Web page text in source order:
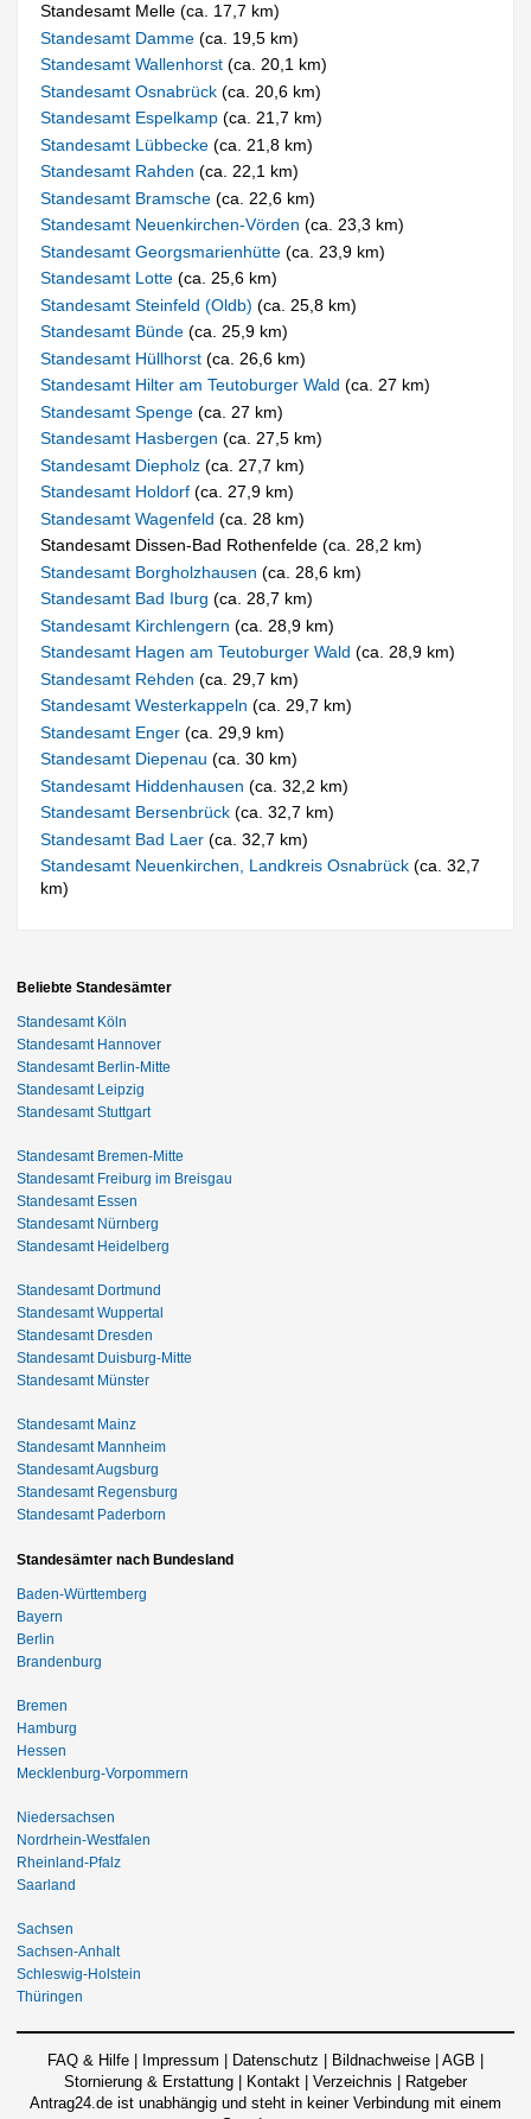
Standesamt Melle (ca. 17,7 km)
Standesamt Damme(ca. 19,5 km)
Standesamt Wallenhorst(ca. 20,1 km)
Standesamt Osnabrück(ca. 20,6 km)
Standesamt Espelkamp(ca. 21,7 km)
Standesamt Lübbecke(ca. 21,8 km)
Standesamt Rahden(ca. 22,1 km)
Standesamt Bramsche(ca. 22,6 km)
Standesamt Neuenkirchen-Vörden(ca. 23,3 km)
Standesamt Georgsmarienhütte(ca. 23,9 km)
Standesamt Lotte(ca. 25,6 km)
Standesamt Steinfeld (Oldb)(ca. 25,8 km)
Standesamt Bünde(ca. 25,9 km)
Standesamt Hüllhorst(ca. 26,6 km)
Standesamt Hilter am Teutoburger Wald(ca. 27 km)
Standesamt Spenge(ca. 27 km)
Standesamt Hasbergen(ca. 27,5 km)
Standesamt Diepholz(ca. 27,7 km)
Standesamt Holdorf(ca. 27,9 km)
Standesamt Wagenfeld(ca. 28 km)
Standesamt Dissen-Bad Rothenfelde (ca. 28,2 km)
Standesamt Borgholzhausen(ca. 28,6 km)
Standesamt Bad Iburg(ca. 28,7 km)
Standesamt Kirchlengern(ca. 28,9 km)
Standesamt Hagen am Teutoburger Wald(ca. 28,9 km)
Standesamt Rehden(ca. 29,7 km)
Standesamt Westerkappeln(ca. 29,7 km)
Standesamt Enger(ca. 29,9 km)
Standesamt Diepenau(ca. 30 km)
Standesamt Hiddenhausen(ca. 32,2 km)
Standesamt Bersenbrück(ca. 32,7 km)
Standesamt Bad Laer(ca. 32,7 km)
Standesamt Neuenkirchen, Landkreis Osnabrück(ca. 32,7
km)
Beliebte Standesämter
Standesamt Köln
Standesamt Hannover
Standesamt Berlin-Mitte
Standesamt Leipzig
Standesamt Stuttgart
Standesamt Bremen-Mitte
Standesamt Freiburg im Breisgau
Standesamt Essen
Standesamt Nürnberg
Standesamt Heidelberg
Standesamt Dortmund
Standesamt Wuppertal
Standesamt Dresden
Standesamt Duisburg-Mitte
Standesamt Münster
Standesamt Mainz
Standesamt Mannheim
Standesamt Augsburg
Standesamt Regensburg
Standesamt Paderborn
Standesämter nach Bundesland
Baden-Württemberg
Bayern
Berlin
Brandenburg
Bremen
Hamburg
Hessen
Mecklenburg-Vorpommern
Niedersachsen
Nordrhein-Westfalen
Rheinland-Pfalz
Saarland
Sachsen
Sachsen-Anhalt
Schleswig-Holstein
Thüringen
FAQ & Hilfe Impressum Datenschutz Bildnachweise AGB
Stornierung & Erstattung
Kontakt Verzeichnis
Ratgeber
Antrag24.de ist unabhängig und steht in keiner Verbindung mit einem